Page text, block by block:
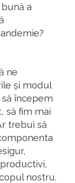
a
ne
și modul
începem
să fim mai
trebui să
nostru.